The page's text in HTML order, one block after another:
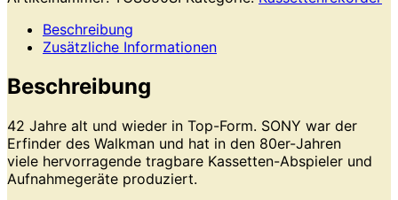
Beschreibung
Zusätzliche Informationen
Beschreibung
42 Jahre alt und wieder in Top-Form. SONY war der
Erfinder des Walkman und hat in den 80er-Jahren
viele hervorragende tragbare Kassetten-Abspieler und
Aufnahmegeräte produziert.